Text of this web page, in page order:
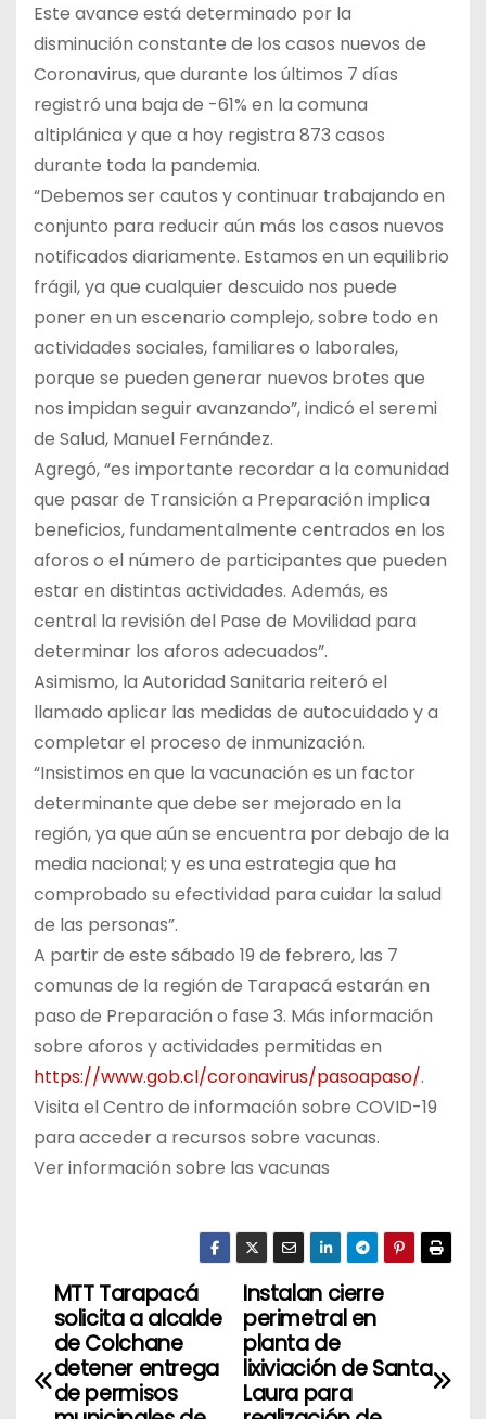
Este avance está determinado por la
disminución constante de los casos nuevos de
Coronavirus, que durante los últimos 7 días
registró una baja de -61% en la comuna
altiplánica y que a hoy registra 873 casos
durante toda la pandemia.
“Debemos ser cautos y continuar trabajando en
conjunto para reducir aún más los casos nuevos
notificados diariamente. Estamos en un equilibrio
frágil, ya que cualquier descuido nos puede
poner en un escenario complejo, sobre todo en
actividades sociales, familiares o laborales,
porque se pueden generar nuevos brotes que
nos impidan seguir avanzando”, indicó el seremi
de Salud, Manuel Fernández.
Agregó, “es importante recordar a la comunidad
que pasar de Transición a Preparación implica
beneficios, fundamentalmente centrados en los
aforos o el número de participantes que pueden
estar en distintas actividades. Además, es
central la revisión del Pase de Movilidad para
determinar los aforos adecuados”.
Asimismo, la Autoridad Sanitaria reiteró el
llamado aplicar las medidas de autocuidado y a
completar el proceso de inmunización.
“Insistimos en que la vacunación es un factor
determinante que debe ser mejorado en la
región, ya que aún se encuentra por debajo de la
media nacional; y es una estrategia que ha
comprobado su efectividad para cuidar la salud
de las personas”.
A partir de este sábado 19 de febrero, las 7
comunas de la región de Tarapacá estarán en
paso de Preparación o fase 3. Más información
sobre aforos y actividades permitidas en
https://www.gob.cl/coronavirus/pasoapaso/.
Visita el Centro de información sobre COVID-19
para acceder a recursos sobre vacunas.
Ver información sobre las vacunas
N
v
Instalan cierre
perimetral en
planta de
lixiviación de Santa
Laura para
MTT Tarapacá
solicita a alcalde
de Colchane
detener entrega
de permisos